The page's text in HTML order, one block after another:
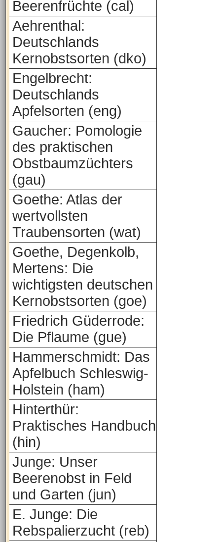
Beerenfrüchte (cal)
Aehrenthal:
Deutschlands
Kernobstsorten (dko)
Engelbrecht:
Deutschlands
Apfelsorten (eng)
Gaucher: Pomologie
des praktischen
Obstbaumzüchters
(gau)
Goethe: Atlas der
wertvollsten
Traubensorten (wat)
Goethe, Degenkolb,
Mertens: Die
wichtigsten deutschen
Kernobstsorten (goe)
Friedrich Güderrode:
Die Pflaume (gue)
Hammerschmidt: Das
Apfelbuch Schleswig-
Holstein (ham)
Hinterthür:
Praktisches Handbuch
(hin)
Junge: Unser
Beerenobst in Feld
und Garten (jun)
E. Junge: Die
Rebspalierzucht (reb)